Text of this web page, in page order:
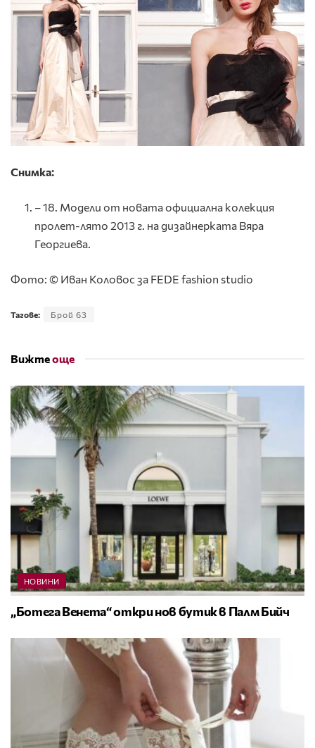
Снимка:
– 18. Модели от новата официална колекция
пролет-лято 2013 г. на дизайнерката Вяра
Георгиева.
Фото: © Иван Коловос за FEDE fashion studio
Тагове: Брой 63
Вижтеоще
НОВИНИ
„Ботега Венета“ откри нов бутик в Палм Бийч